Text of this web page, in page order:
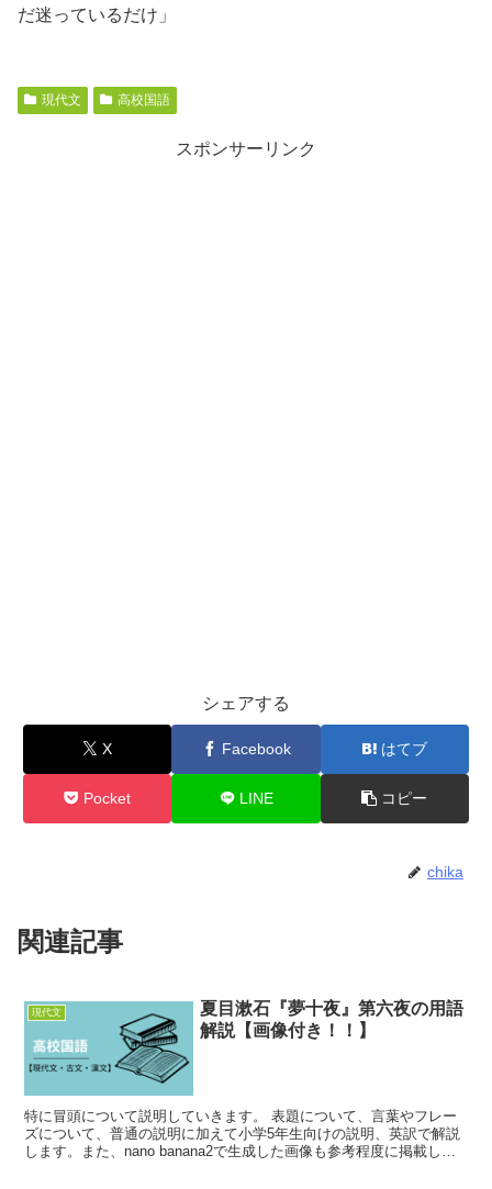
だ迷っているだけ」
現代文 高校国語
スポンサーリンク
シェアする
X Facebook はてブ
Pocket LINE コピー
chika
関連記事
現代文
夏目漱石『夢十夜』第六夜の用語
解説【画像付き！！】
特に冒頭について説明していきます。 表題について、言葉やフレー
ズについて、普通の説明に加えて小学5年生向けの説明、英訳で解説
します。また、nano banana2で生成した画像も参考程度に掲載しま